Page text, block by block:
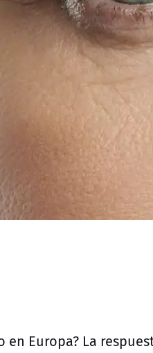
en Europa? La